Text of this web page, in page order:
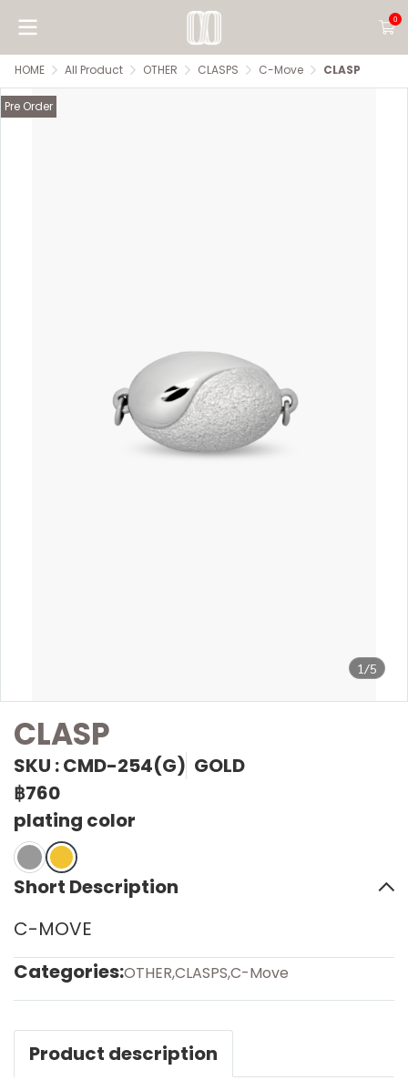
0
HOME All Product OTHER CLASPS C-Move CLASP
1/5
Pre Order
CLASP
SKU : CMD-254(G) GOLD
฿760
plating color
Short Description
C-MOVE
Categories:OTHER,CLASPS,C-Move
Product description